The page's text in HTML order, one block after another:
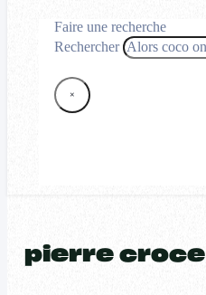
Faire une recherche
Rechercher
×
pierre croce